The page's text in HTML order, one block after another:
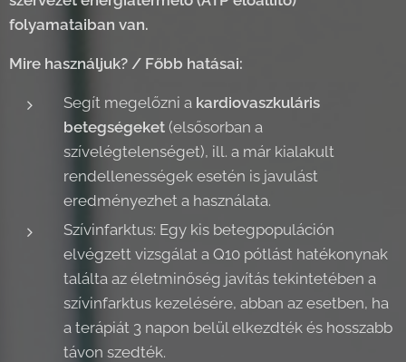
folyamataiban van.
Mire használjuk? / Főbb hatásai:
Segít megelőzni a kardiovaszkuláris
betegségeket (elsősorban a
szívelégtelenséget), ill. a már kialakult
rendellenességek esetén is javulást
eredményezhet a használata.
Szívinfarktus: Egy kis betegpopuláción
elvégzett vizsgálat a Q10 pótlást hatékonynak
találta az életminőség javítás tekintetében a
szívinfarktus kezelésére, abban az esetben, ha
a terápiát 3 napon belül elkezdték és hosszabb
távon szedték.